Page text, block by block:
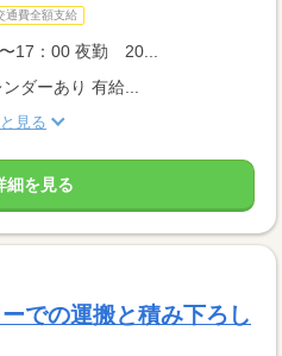
通費全額支給
17：00 夜勤 20...
ダーあり 有給...
見る
細を見る
での運搬と積み下ろし